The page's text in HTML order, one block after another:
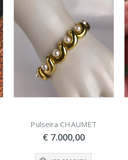
Pulseira CHAUMET
€ 7.000,00